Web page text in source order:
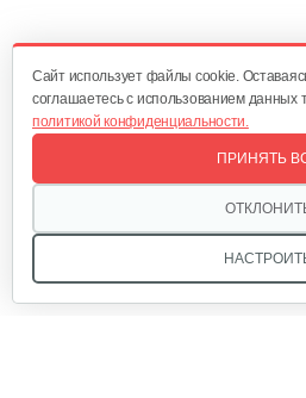
750 руб
Аккумуляторная…
Cайт использует файлы cookie.
соглашаетесь с использованием данных
политикой конфиденциальности.
ПРИНЯТЬ